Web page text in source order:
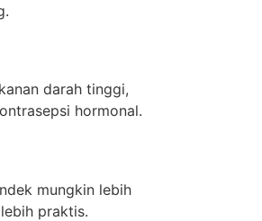
darah tinggi,
hormonal.
mungkin lebih
praktis.